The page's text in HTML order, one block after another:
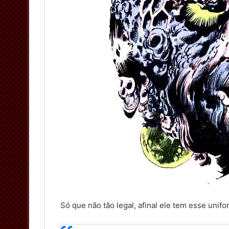
Só que não tão legal, afinal ele tem esse